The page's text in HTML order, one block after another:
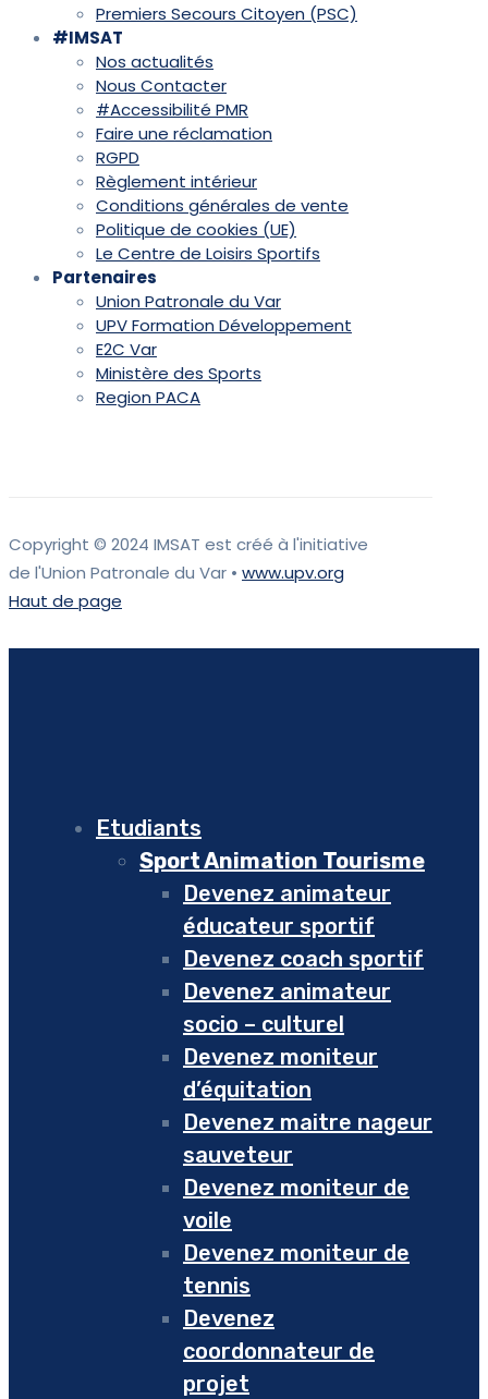
Premiers Secours Citoyen (PSC)
#IMSAT
Nos actualités
Nous Contacter
#Accessibilité PMR
Faire une réclamation
RGPD
Règlement intérieur
Conditions générales de vente
Politique de cookies (UE)
Le Centre de Loisirs Sportifs
Partenaires
Union Patronale du Var
UPV Formation Développement
E2C Var
Ministère des Sports
Region PACA
Copyright © 2024 IMSAT est créé à l'initiative
de l'Union Patronale du Var • www.upv.org
Haut de page
Etudiants
Sport Animation Tourisme
Devenez animateur
éducateur sportif
Devenez coach sportif
Devenez animateur
socio – culturel
Devenez moniteur
d’équitation
Devenez maitre nageur
sauveteur
Devenez moniteur de
voile
Devenez moniteur de
tennis
Devenez
coordonnateur de
projet